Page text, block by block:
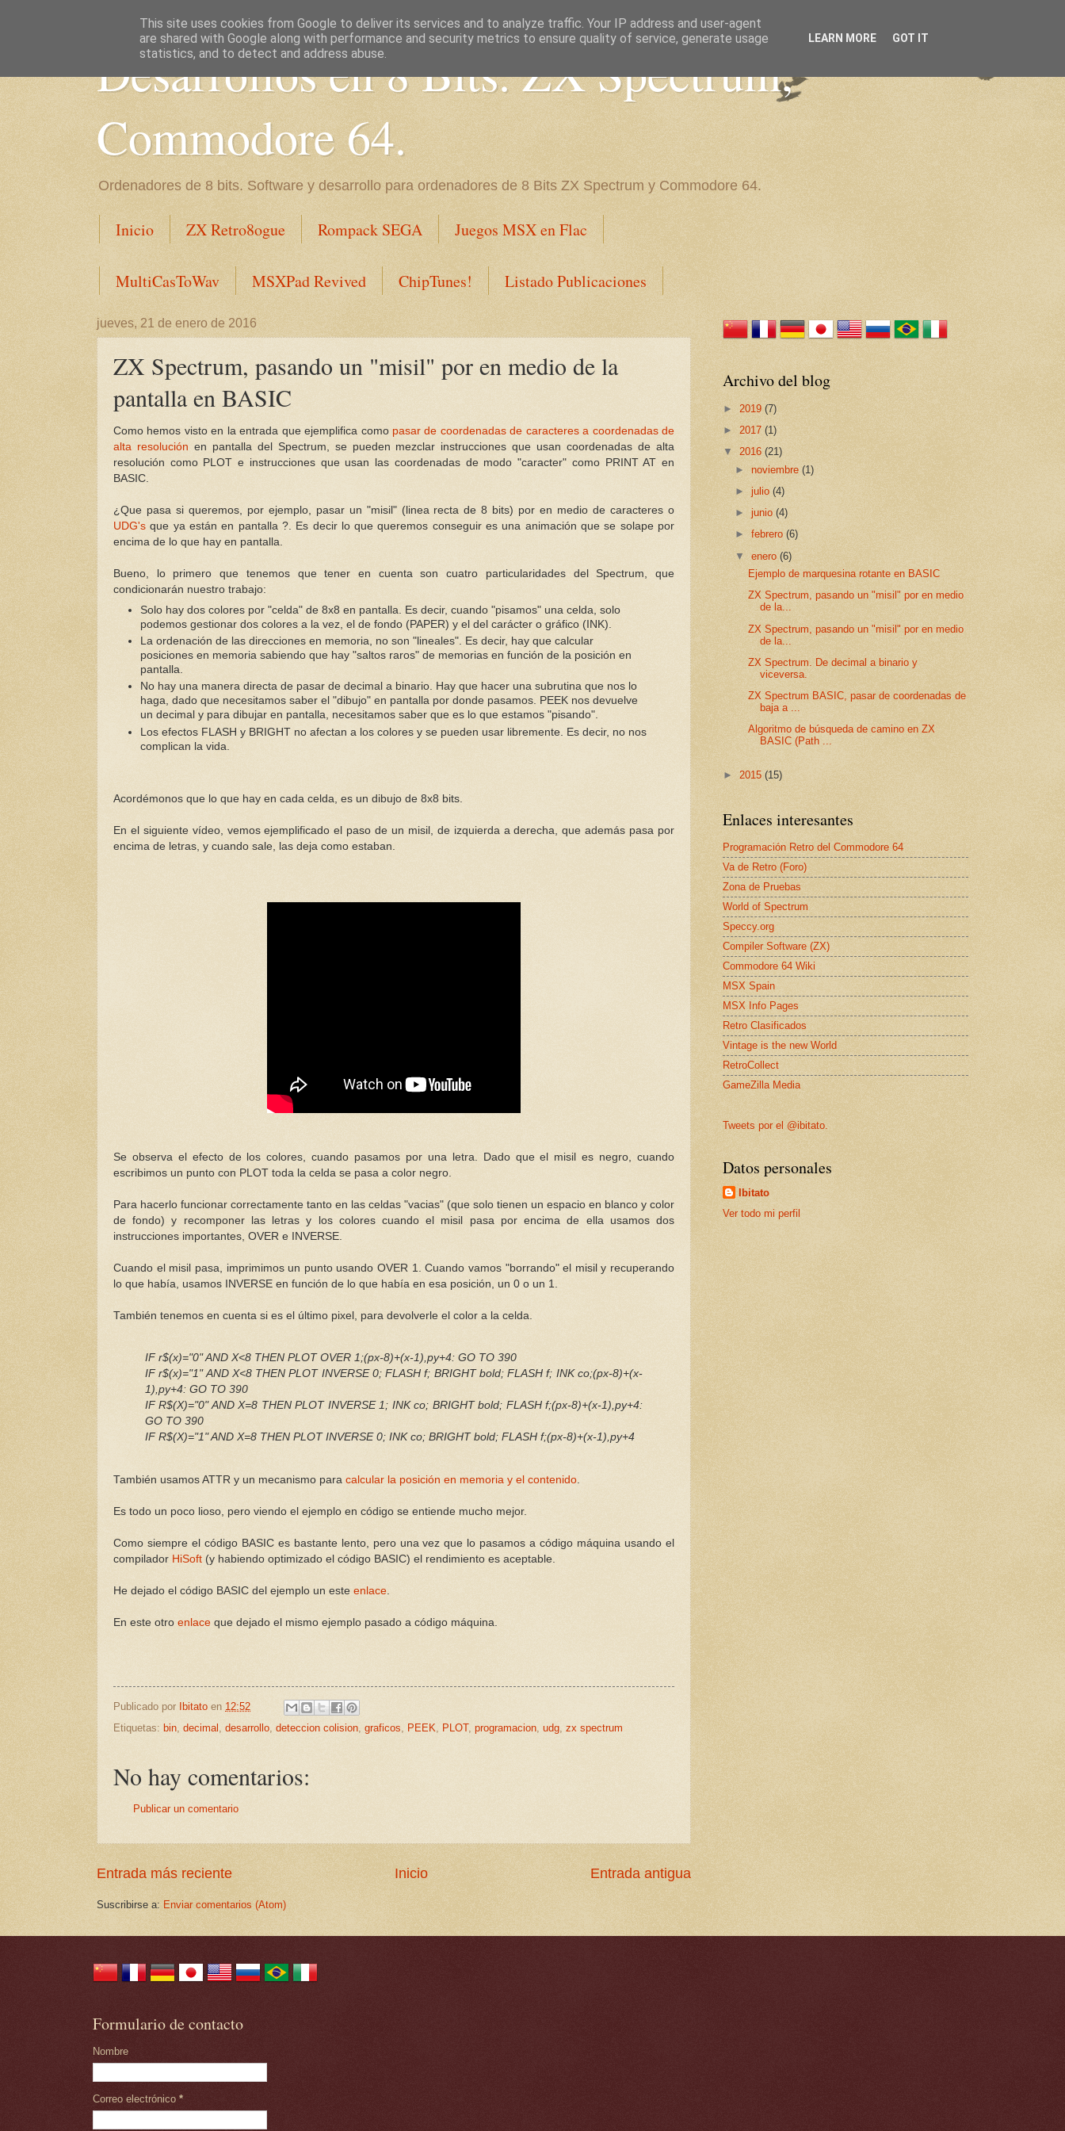
Desarrollos en 8 Bits. ZX Spectrum,
Commodore 64.
Ordenadores de 8 bits. Software y desarrollo para ordenadores de 8 Bits ZX Spectrum y Commodore 64.
Inicio ZX Retro8ogue Rompack SEGA Juegos MSX en Flac
MultiCasToWav MSXPad Revived ChipTunes! Listado Publicaciones
jueves, 21 de enero de 2016
ZX Spectrum, pasando un "misil" por en medio de la
pantalla en BASIC
Como hemos visto en la entrada que ejemplifica como pasar de coordenadas de caracteres a coordenadas de
alta resolución en pantalla del Spectrum, se pueden mezclar instrucciones que usan coordenadas de alta
resolución como PLOT e instrucciones que usan las coordenadas de modo "caracter" como PRINT AT en
BASIC.
¿Que pasa si queremos, por ejemplo, pasar un "misil" (linea recta de 8 bits) por en medio de caracteres o
UDG's que ya están en pantalla ?. Es decir lo que queremos conseguir es una animación que se solape por
encima de lo que hay en pantalla.
Bueno, lo primero que tenemos que tener en cuenta son cuatro particularidades del Spectrum, que
condicionarán nuestro trabajo:
Solo hay dos colores por "celda" de 8x8 en pantalla. Es decir, cuando "pisamos" una celda, solo
podemos gestionar dos colores a la vez, el de fondo (PAPER) y el del carácter o gráfico (INK).
La ordenación de las direcciones en memoria, no son "lineales". Es decir, hay que calcular
posiciones en memoria sabiendo que hay "saltos raros" de memorias en función de la posición en
pantalla.
No hay una manera directa de pasar de decimal a binario. Hay que hacer una subrutina que nos lo
haga, dado que necesitamos saber el "dibujo" en pantalla por donde pasamos. PEEK nos devuelve
un decimal y para dibujar en pantalla, necesitamos saber que es lo que estamos "pisando".
Los efectos FLASH y BRIGHT no afectan a los colores y se pueden usar libremente. Es decir, no nos
complican la vida.
Acordémonos que lo que hay en cada celda, es un dibujo de 8x8 bits.
En el siguiente vídeo, vemos ejemplificado el paso de un misil, de izquierda a derecha, que además pasa por
encima de letras, y cuando sale, las deja como estaban.
Se observa el efecto de los colores, cuando pasamos por una letra. Dado que el misil es negro, cuando
escribimos un punto con PLOT toda la celda se pasa a color negro.
Para hacerlo funcionar correctamente tanto en las celdas "vacias" (que solo tienen un espacio en blanco y color
de fondo) y recomponer las letras y los colores cuando el misil pasa por encima de ella usamos dos
instrucciones importantes, OVER e INVERSE.
Cuando el misil pasa, imprimimos un punto usando OVER 1. Cuando vamos "borrando" el misil y recuperando
lo que había, usamos INVERSE en función de lo que había en esa posición, un 0 o un 1.
También tenemos en cuenta si es el último pixel, para devolverle el color a la celda.
IF r$(x)="0" AND X<8 THEN PLOT OVER 1;(px-8)+(x-1),py+4: GO TO 390
IF r$(x)="1" AND X<8 THEN PLOT INVERSE 0; FLASH f; BRIGHT bold; FLASH f; INK co;(px-8)+(x-
1),py+4: GO TO 390
IF R$(X)="0" AND X=8 THEN PLOT INVERSE 1; INK co; BRIGHT bold; FLASH f;(px-8)+(x-1),py+4:
GO TO 390
IF R$(X)="1" AND X=8 THEN PLOT INVERSE 0; INK co; BRIGHT bold; FLASH f;(px-8)+(x-1),py+4
También usamos ATTR y un mecanismo para calcular la posición en memoria y el contenido
Es todo un poco lioso, pero viendo el ejemplo en código se entiende mucho mejor.
Como siempre el código BASIC es bastante lento, pero una vez que lo pasamos a código máquina usando el
compilador HiSoft (y habiendo optimizado el código BASIC) el rendimiento es aceptable.
He dejado el código BASIC del ejemplo un este enlace
En este otro enlace que dejado el mismo ejemplo pasado a código máquina.
Publicado por Ibitato en 12:52
Etiquetas: bin decimal desarrollo deteccion colision graficos PEEK PLOT, programacion udg zx spectrum
No hay comentarios:
Publicar un comentario
Entrada más reciente Entrada antigua
Inicio
Suscribirse a: Enviar comentarios (Atom)
Archivo del blog
► 2019 (7)
► 2017 (1)
▼ 2016 (21)
►noviembre(1)
► julio(4)
►junio(4)
►febrero(6)
▼enero(6)
Ejemplo de marquesina rotante en BASIC
ZX Spectrum, pasando un "misil" por en medio
de la...
ZX Spectrum, pasando un "misil" por en medio
de la...
ZX Spectrum. De decimal a binario y
viceversa.
ZX Spectrum BASIC, pasar de coordenadas de
baja a ...
Algoritmo de búsqueda de camino en ZX
BASIC (Path ...
► 2015 (15)
Enlaces interesantes
Programación Retro del Commodore 64
Va de Retro (Foro)
Zona de Pruebas
World of Spectrum
Speccy.org
Compiler Software (ZX)
Commodore 64 Wiki
MSX Spain
MSX Info Pages
Retro Clasificados
Vintage is the new World
RetroCollect
GameZilla Media
Tweets por el @ibitato.
Datos personales
Ibitato
Ver todo mi perfil
Formulario de contacto
Nombre
Correo electrónico *
This site uses cookies from Google to deliver its services and to analyze traffic. Your IP address and user-agent
are shared with Google along with performance and security metrics to ensure quality of service, generate usage
statistics, and to detect and address abuse.
LEARN MORE GOT IT